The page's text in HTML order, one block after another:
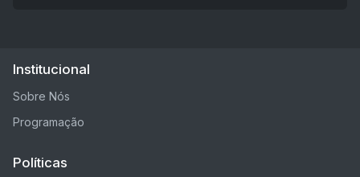
Institucional
Sobre Nós
Programação
Políticas